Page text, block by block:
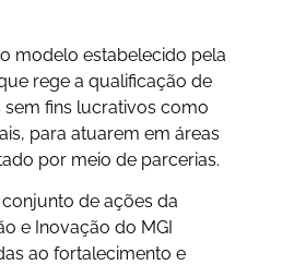
modelo estabelecido pela
rege a qualificação de
fins lucrativos como
para atuarem em áreas
por meio de parcerias.
de ações da
e Inovação do MGI
ao fortalecimento e